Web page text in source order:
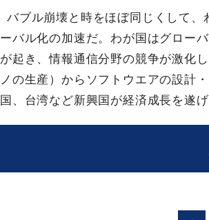
バブル崩壊と時をほぼ同じくして、
ーバル化の加速だ。わが国はグロー
が起き、情報通信分野の競争が激化
ノの生産）からソフトウエアの設計
国、台湾など新興国が経済成長を遂